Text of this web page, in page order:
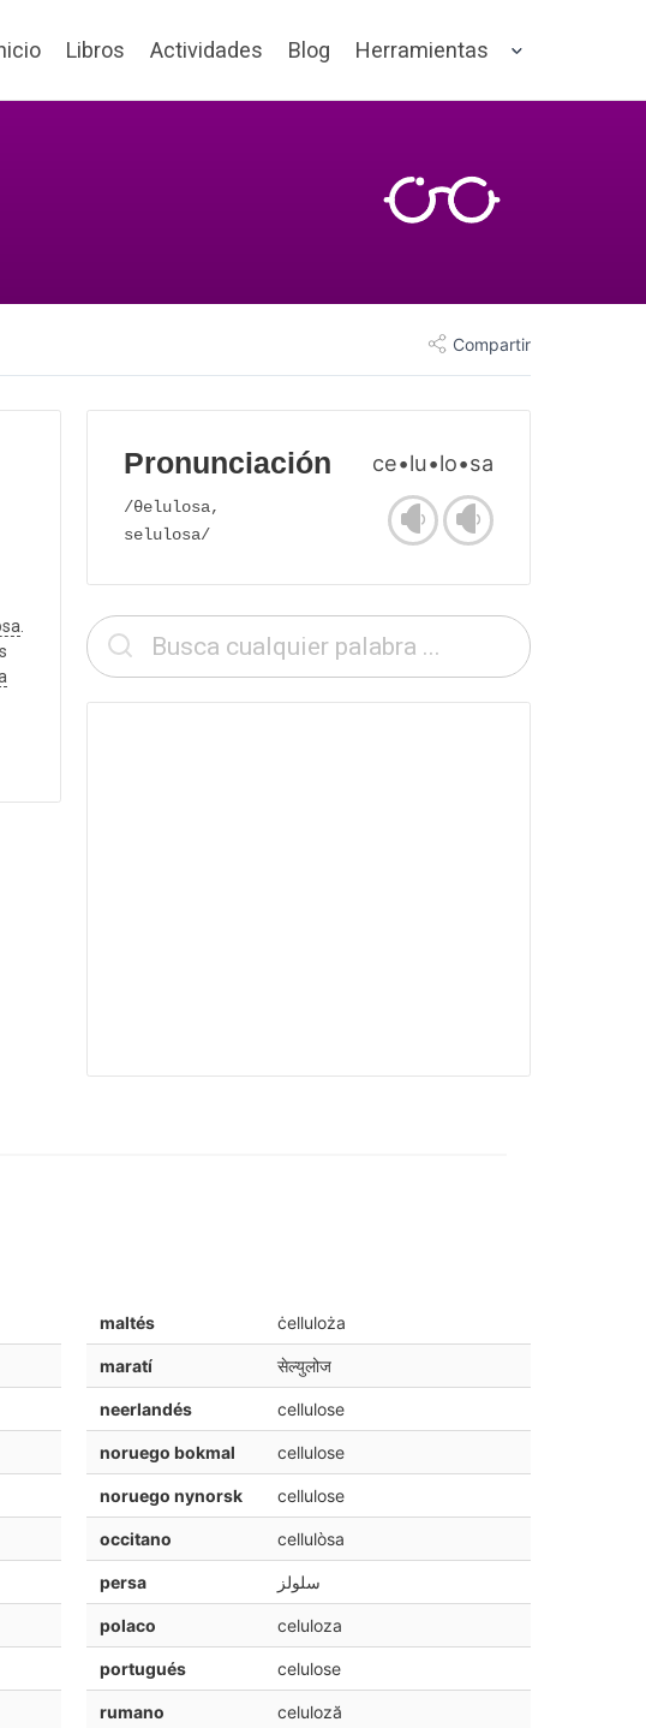
Libros Actividades Blog Herramientas
Compartir
.
s
Pronunciación ce•lu•lo•sa
/θelulosa,
selulosa/
maltés ċelluloża
maratí सेल्युलोज
neerlandés cellulose
noruego bokmal cellulose
noruego nynorsk cellulose
occitano cellulòsa
persa سلولز
polaco celuloza
portugués celulose
rumano celuloză